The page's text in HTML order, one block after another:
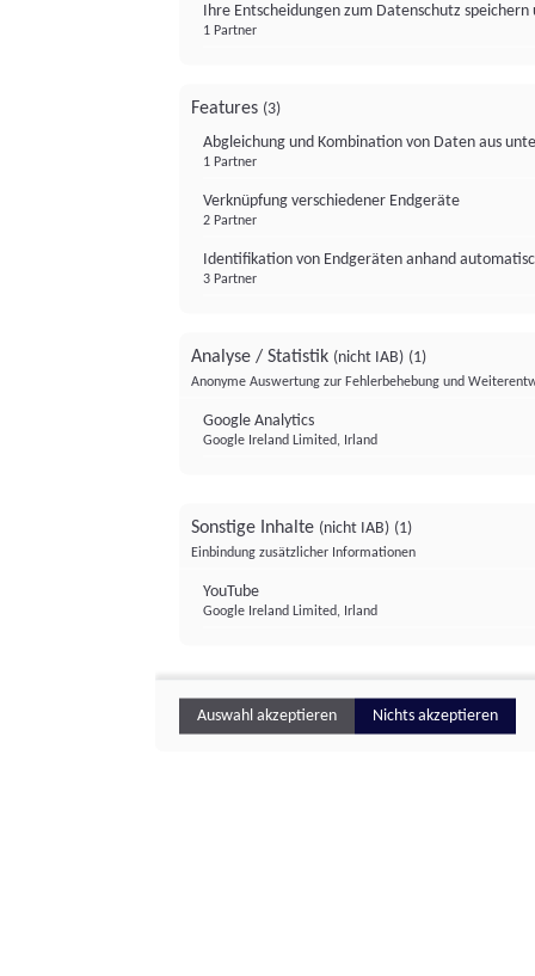
Ihre Entscheidungen zum Datenschutz
1 Partner
Features (3)
Abgleichung und Kombination von Daten aus
1 Partner
Verknüpfung verschiedener Endgeräte
2 Partner
Identifikation von Endgeräten anhand
3 Partner
Analyse / Statistik (nicht IAB) (1)
Anonyme Auswertung zur Fehlerbehebung und
Google Analytics
Google Ireland Limited, Irland
Sonstige Inhalte (nicht IAB) (1)
Einbindung zusätzlicher Informationen
YouTube
Google Ireland Limited, Irland
Auswahl akzeptieren Nichts akzeptieren